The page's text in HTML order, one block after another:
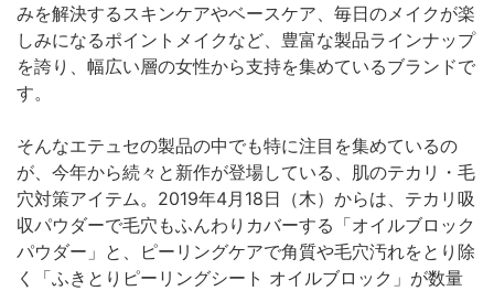
みを解決するスキンケアやベースケア、毎日のメイクが楽
しみになるポイントメイクなど、豊富な製品ラインナップ
を誇り、幅広い層の女性から支持を集めているブランドで
す。
そんなエテュセの製品の中でも特に注目を集めているの
が、今年から続々と新作が登場している、肌のテカリ・毛
穴対策アイテム。2019年4月18日（木）からは、テカリ吸
収パウダーで毛穴もふんわりカバーする「オイルブロック
パウダー」と、ピーリングケアで角質や毛穴汚れをとり除
く「ふきとりピーリングシート オイルブロック」が数量